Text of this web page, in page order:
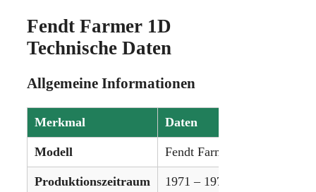
Fendt Farmer 1D
Technische Daten
Allgemeine Informationen
Merkmal Daten
Modell Fendt Farmer 1D
Produktionszeitraum 1971 – 1973